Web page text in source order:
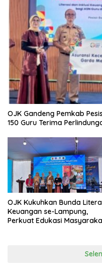
OJK Gandeng Pemkab
150 Guru Terima
OJK Kukuhkan Bunda
Keuangan se-Lampung,
Perkuat Edukasi